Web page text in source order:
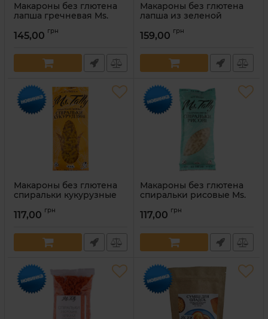
Макароны без глютена
лапша гречневая Ms.
Артикул: 4820216950250
145,00 грн
Макароны без глютена
лапша из зеленой
Артикул: 4820216951592
159,00 грн
Макароны без глютена
спиральки кукурузные
Артикул: 4820216951660
117,00 грн
Макароны без глютена
спиральки рисовые Ms.
Артикул: 4820216951677
117,00 грн